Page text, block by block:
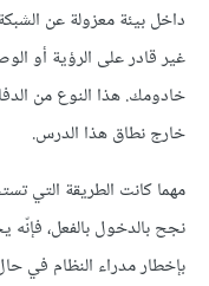
داخل بيئة معزولة عن
غير قادر على الرؤية أو
خارج نطاق هذا الدرس.
مهما كانت الطريقة التي
نجح بالدخول بالفعل،
بإخطار مدراء النظام في